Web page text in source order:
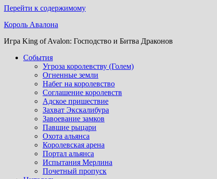
Перейти к содержимому
Король Авалона
Игра King of Avalon: Господство и Битва Драконов
События
Угроза королевству (Голем)
Огненные земли
Набег на королевство
Соглашение королевств
Адское пришествие
Захват Экскалибура
Завоевание замков
Павшие рыцари
Охота альянса
Королевская арена
Портал альянса
Испытания Мерлина
Почетный пропуск